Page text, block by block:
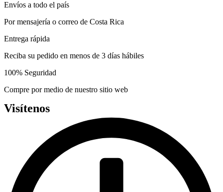
be
chosen
on
the
product
page
Envíos a todo el país
Por mensajería o correo de Costa Rica
Entrega rápida
Reciba su pedido en menos de 3 días hábiles
100% Seguridad
Compre por medio de nuestro sitio web
Visítenos